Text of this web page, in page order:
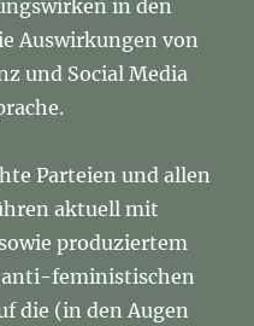
in den
Auswirkungen von
und Social Media
Parteien und allen
aktuell mit
produziertem
feministischen
die (in den Augen